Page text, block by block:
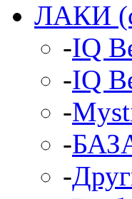
ЛАКИ
-IQ
-IQ
-
-
-